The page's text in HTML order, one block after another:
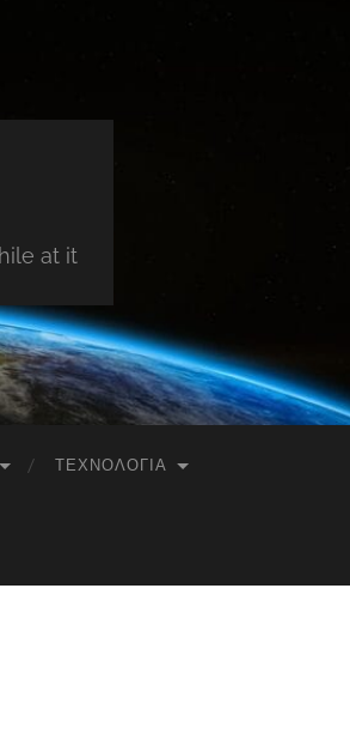
at it
ΤΕΧΝΟΛΟΓΊΑ